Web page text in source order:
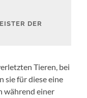
DER
Tieren, bei
sie für diese eine
während einer